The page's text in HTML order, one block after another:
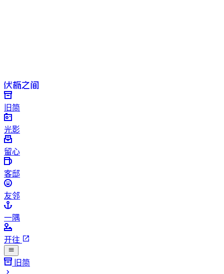
旧简
光影
留心
客邸
友邻
一隅
开往
旧简